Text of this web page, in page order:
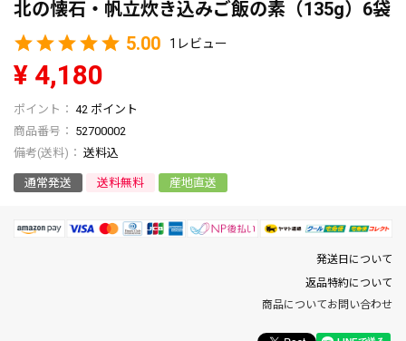
北の懐石・帆立炊き込みご飯の素（135g）6袋
5.00
1
¥ 4,180
42 ポイント
商品番号
52700002
送料込
通常発送 送料無料 産地直送
発送日について
返品特約について
商品についてお問い合わせ